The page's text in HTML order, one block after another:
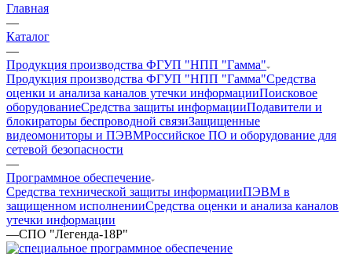
Главная
—
Каталог
—
Продукция производства ФГУП "НПП "Гамма"
Продукция производства ФГУП "НПП "Гамма"Средства
оценки и анализа каналов утечки информацииПоисковое
оборудованиеСредства защиты информацииПодавители и
блокираторы беспроводной связиЗащищенные
видеомониторы и ПЭВМРоссийское ПО и оборудование для
сетевой безопасности
—
Программное обеспечение
Средства технической защиты информацииПЭВМ в
защищенном исполненииСредства оценки и анализа каналов
утечки информации
—СПО "Легенда-18Р"